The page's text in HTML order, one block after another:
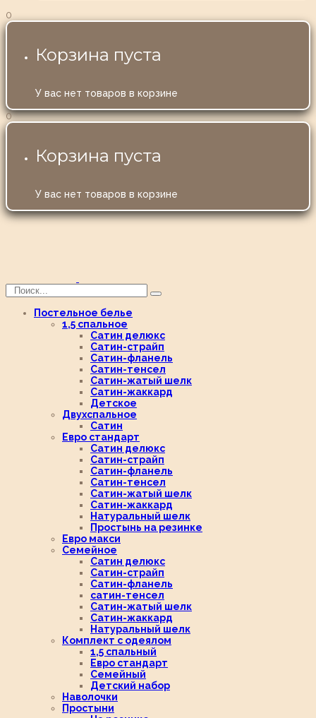
0
Корзина пуста
У вас нет товаров в корзине
0
Корзина пуста
У вас нет товаров в корзине
Постельное белье
1,5 спальное
Сатин делюкс
Сатин-страйп
Сатин-фланель
Сатин-тенсел
Сатин-жатый шелк
Сатин-жаккард
Детское
Двухспальное
Сатин
Евро стандарт
Сатин делюкс
Сатин-страйп
Сатин-фланель
Сатин-тенсел
Сатин-жатый шелк
Сатин-жаккард
Натуральный шелк
Простынь на резинке
Евро макси
Семейное
Сатин делюкс
Сатин-страйп
Сатин-фланель
сатин-тенсел
Сатин-жатый шелк
Сатин-жаккард
Натуральный шелк
Комплект с одеялом
1,5 спальный
Евро стандарт
Семейный
Детский набор
Наволочки
Простыни